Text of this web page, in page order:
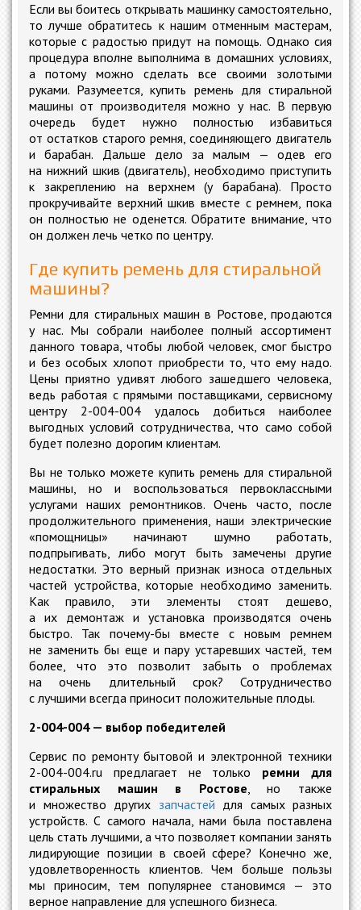
Если вы боитесь открывать машинку самостоятельно,
то лучше обратитесь к нашим отменным мастерам,
которые с радостью придут на помощь. Однако сия
процедура вполне выполнима в домашних условиях,
а потому можно сделать все своими золотыми
руками. Разумеется, купить ремень для стиральной
машины от производителя можно у нас. В первую
очередь будет нужно полностью избавиться
от остатков старого ремня, соединяющего двигатель
и барабан. Дальше дело за малым — одев его
на нижний шкив (двигатель), необходимо приступить
к закреплению на верхнем (у барабана). Просто
прокручивайте верхний шкив вместе с ремнем, пока
он полностью не оденется. Обратите внимание, что
он должен лечь четко по центру.
Где купить ремень для стиральной
машины?
Ремни для стиральных машин в Ростове, продаются
у нас. Мы собрали наиболее полный ассортимент
данного товара, чтобы любой человек, смог быстро
и без особых хлопот приобрести то, что ему надо.
Цены приятно удивят любого зашедшего человека,
ведь работая с прямыми поставщиками, сервисному
центру 2-004-004 удалось добиться наиболее
выгодных условий сотрудничества, что само собой
будет полезно дорогим клиентам.
Вы не только можете купить ремень для стиральной
машины, но и воспользоваться первоклассными
услугами наших ремонтников. Очень часто, после
продолжительного применения, наши электрические
«помощницы» начинают шумно работать,
подпрыгивать, либо могут быть замечены другие
недостатки. Это верный признак износа отдельных
частей устройства, которые необходимо заменить.
Как правило, эти элементы стоят дешево,
а их демонтаж и установка производятся очень
быстро. Так почему-бы вместе с новым ремнем
не заменить бы еще и пару устаревших частей, тем
более, что это позволит забыть о проблемах
на очень длительный срок? Сотрудничество
с лучшими всегда приносит положительные плоды.
2-004-004 — выбор победителей
Сервис по ремонту бытовой и электронной техники
2-004-004.ru предлагает не только ремни для
стиральных машин в Ростове, но также
и множество других запчастей для самых разных
устройств. С самого начала, нами была поставлена
цель стать лучшими, а что позволяет компании занять
лидирующие позиции в своей сфере? Конечно же,
удовлетворенность клиентов. Чем больше пользы
мы приносим, тем популярнее становимся — это
верное направление для успешного бизнеса.